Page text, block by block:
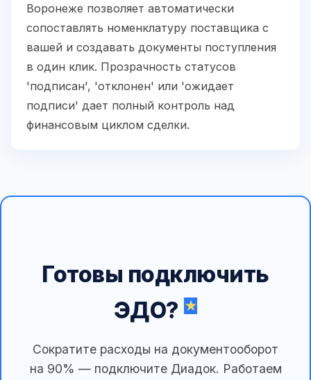
Воронеже позволяет автоматически
сопоставлять номенклатуру поставщика с
вашей и создавать документы поступления
в один клик. Прозрачность статусов
'подписан', 'отклонен' или 'ожидает
подписи' дает полный контроль над
финансовым циклом сделки.
Готовы подключить
ЭДО?
Сократите расходы на документооборот
на 90% — подключите Диадок. Работаем